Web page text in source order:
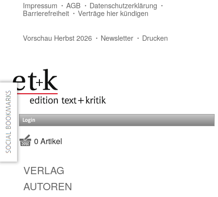
Impressum AGB Datenschutzerklärung
Barrierefreiheit Verträge hier kündigen
Vorschau Herbst 2026 Newsletter Drucken
Login
0 Artikel
VERLAG
AUTOREN